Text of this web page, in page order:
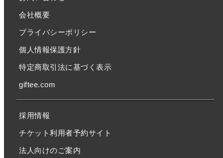
会社概要
プライバシーポリシー
個人情報保護方針
特定商取引法に基づく表示
giftee.com
採用情報
チケット利用者予約サイト
法人向けのご案内